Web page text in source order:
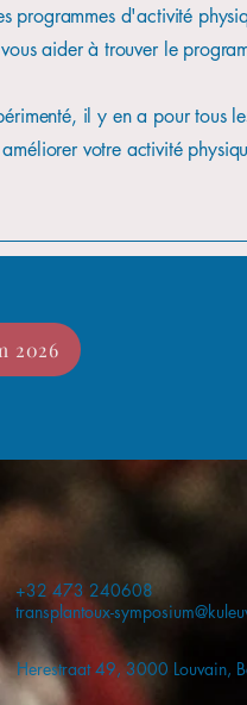
aider à trouver le
il y en a pour tous les
votre activité
programmes d'activité
aider à trouver le
il y en a pour tous
votre activité
2026
+32 473 240608
transplantoux-
Herestraat 49, 3000 Louvain,